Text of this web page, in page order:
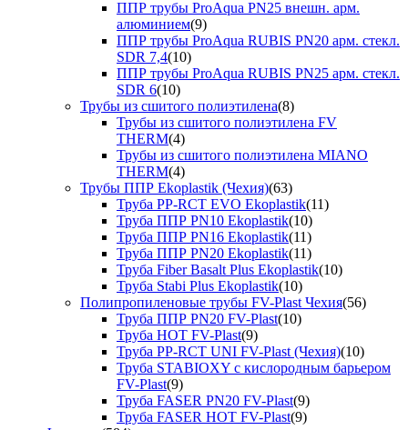
ППР трубы ProAqua PN25 внешн. арм.
алюминием(9)
ППР трубы ProAqua RUBIS PN20 арм. стекл.
SDR 7,4(10)
ППР трубы ProAqua RUBIS PN25 арм. стекл.
SDR 6(10)
Трубы из сшитого полиэтилена(8)
Трубы из сшитого полиэтилена FV
THERM(4)
Трубы из сшитого полиэтилена MIANO
THERM(4)
Трубы ППР Ekoplastik (Чехия)(63)
Труба PP-RCT EVO Ekoplastik(11)
Труба ППР PN10 Ekoplastik(10)
Труба ППР PN16 Ekoplastik(11)
Труба ППР PN20 Ekoplastik(11)
Труба Fiber Basalt Plus Ekoplastik(10)
Труба Stabi Plus Ekoplastik(10)
Полипропиленовые трубы FV-Plast Чехия(56)
Труба ППР PN20 FV-Plast(10)
Труба HOT FV-Plast(9)
Труба PP-RCT UNI FV-Plast (Чехия)(10)
Труба STABIOXY с кислородным барьером
FV-Plast(9)
Труба FASER PN20 FV-Plast(9)
Труба FASER HOT FV-Plast(9)